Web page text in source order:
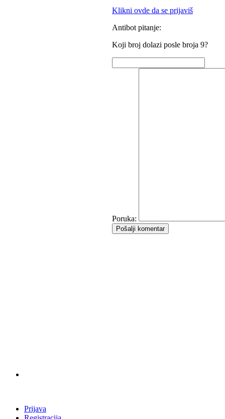
Klikni ovde da se prijaviš
Antibot pitanje:
Koji broj dolazi posle broja 9?
Poruka:
Pošalji komentar
Prijava